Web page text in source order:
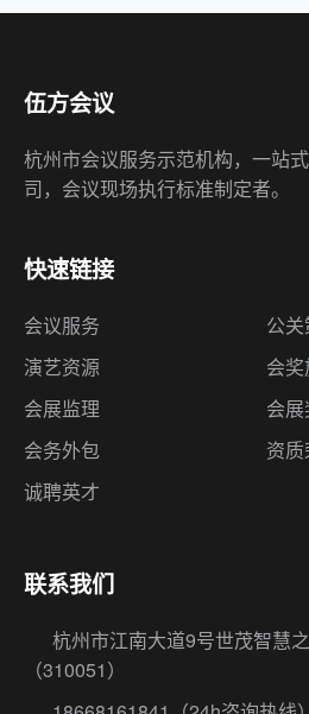
伍方会议
杭州市会议服务示范机构，一站
司，会议现场执行标准制定者。
快速链接
会议服务
公
演艺资源
会
会展监理
会
会务外包
资
诚聘英才
联系我们
杭州市江南大道9号世茂智慧
（310051）